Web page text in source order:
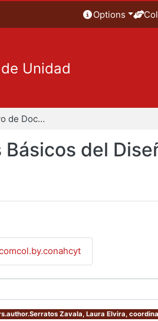
Options
Unidad
Libros - Colectivo de Docencia Principios Básicos del Diseño
del
Zavala, Laura Elvira,